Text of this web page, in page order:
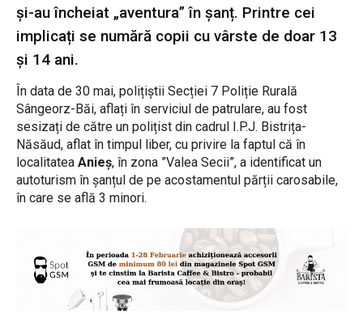
și-au încheiat „aventura” în șanț. Printre cei
implicați se numără copii cu vârste de doar 13
și 14 ani.
În data de 30 mai, polițiștii Secției 7 Poliție Rurală
Sângeorz-Băi, aflați în serviciul de patrulare, au fost
sesizați de către un polițist din cadrul I.P.J. Bistrița-
Năsăud, aflat în timpul liber, cu privire la faptul că în
localitatea Anieș, în zona ”Valea Secii”, a identificat un
autoturism în șanțul de pe acostamentul părții carosabile,
în care se află 3 minori.